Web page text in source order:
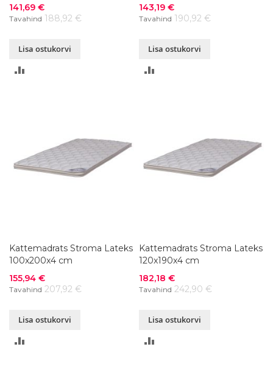
Soodushind
141,69 €
Tavahind 188,92 €
Lisa ostukorvi
Soodushind
143,19 €
Tavahind 190,92 €
Lisa ostukorvi
Kattemadrats Stroma Lateks
100x200x4 cm
Soodushind
155,94 €
Tavahind 207,92 €
Lisa ostukorvi
Kattemadrats Stroma Lateks
120x190x4 cm
Soodushind
182,18 €
Tavahind 242,90 €
Lisa ostukorvi